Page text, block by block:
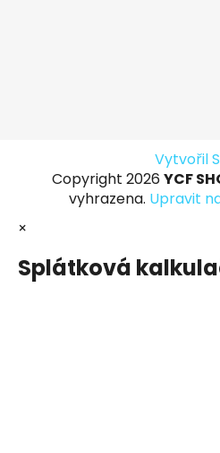
Vytvořil
Copyright 2026 YCF
vyhrazena. Upravit
×
Splátková